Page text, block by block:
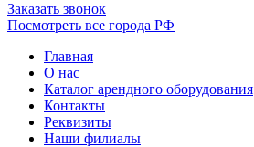
Заказать звонок
Посмотреть все города РФ
Главная
О нас
Каталог арендного оборудования
Контакты
Реквизиты
Наши филиалы